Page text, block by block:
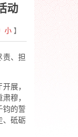
动
小 】
责、担
展，
穆，
钧的誓
、砥砺